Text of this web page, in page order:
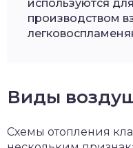
используются
производством
Виды
Схемы отопления